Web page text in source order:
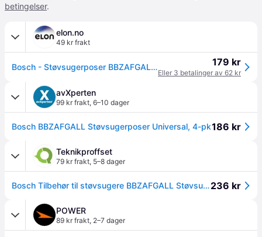
betingelser.
elon.no
49 kr frakt
Bosch - Støvsugerposer BBZAFGALLDammsugarpåse Hvit 179 kr
Eller 3 betalinger av 62 kr
avXperten
99 kr frakt, 6–10 dager
Bosch BBZAFGALL Støvsugerposer Universal, 4-pk186 kr
Teknikproffset
79 kr frakt, 5–8 dager
Bosch Tilbehør til støvsugere BBZAFGALL StøvsugerposeBosch236 kr
POWER
89 kr frakt, 2–7 dager